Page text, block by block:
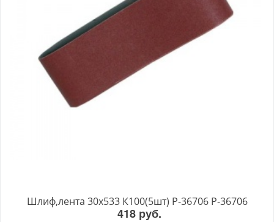
Шлиф,лента 30х533 К100(5шт) P-36706 P-36706
418 руб.